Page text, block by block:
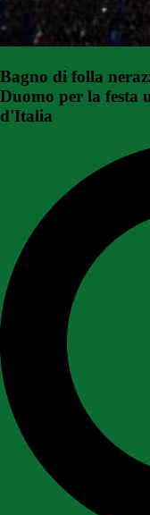
Bagno di folla
Duomo per la festa
d'Italia